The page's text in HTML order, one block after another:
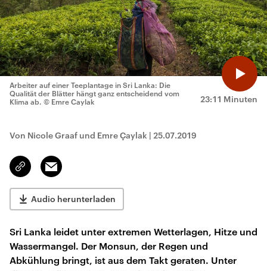
23:11 Minuten
Arbeiter auf einer Teeplantage in Sri Lanka: Die
Qualität der Blätter hängt ganz entscheidend vom
Klima ab. © Emre Caylak
Von Nicole Graaf und Emre Çaylak | 25.07.2019
Link
kopieren/teilen
Email
Audio herunterladen
Sri Lanka leidet unter extremen Wetterlagen, Hitze und
Wassermangel. Der Monsun, der Regen und
Abkühlung bringt, ist aus dem Takt geraten. Unter